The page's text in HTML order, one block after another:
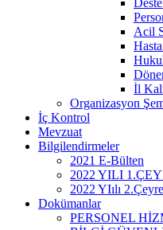
Acil
İl
Organizasyon
İç Kontrol
Mevzuat
Bilgilendirmeler
2021 E-Bülten
2022 YILI
2022 YIılı
Dokümanlar
PERSONEL